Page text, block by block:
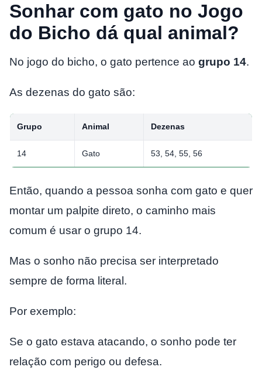
Sonhar com gato no Jogo
do Bicho dá qual animal?
No jogo do bicho, o gato pertence ao grupo 14.
As dezenas do gato são:
Grupo Animal Dezenas
14 Gato 53, 54, 55, 56
Então, quando a pessoa sonha com gato e quer
montar um palpite direto, o caminho mais
comum é usar o grupo 14.
Mas o sonho não precisa ser interpretado
sempre de forma literal.
Por exemplo:
Se o gato estava atacando, o sonho pode ter
relação com perigo ou defesa.